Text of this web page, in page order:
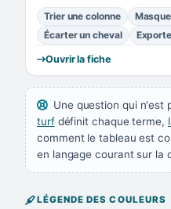
Trier une colonne
Écarter un cheval
Ouvrir la fiche
Une question qui n'est
turfdéfinit chaque terme,
comment le tableau est
en langage courant sur la
LÉGENDE DES COULEURS